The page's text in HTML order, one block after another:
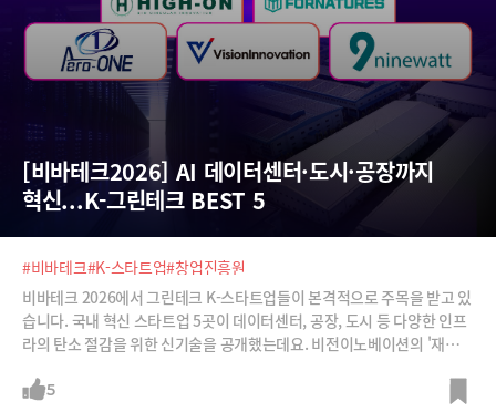
[비바테크2026] AI 데이터센터·도시·공장까지
혁신...K-그린테크 BEST 5
#비바테크#K-스타트업#창업진흥원
비바테크 2026에서 그린테크 K-스타트업들이 본격적으로 주목을 받고 있
습니다. 국내 혁신 스타트업 5곳이 데이터센터, 공장, 도시 등 다양한 인프
라의 탄소 절감을 위한 신기술을 공개했는데요. 비전이노베이션의 '재생플
경 수소 저장', 포네이처스의 '미세조류 탄소포집', 나인와트의 '에너지 사
5